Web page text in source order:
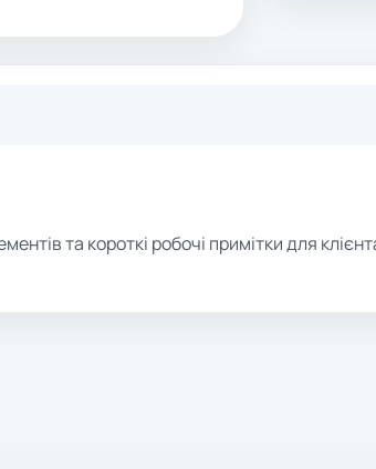
та короткі робочі примітки для